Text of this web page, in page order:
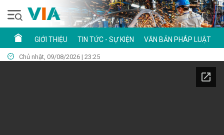
GIỚI THIỆU TIN TỨC - SỰ KIỆN VĂN BẢN PHÁP LUẬT
Chủ nhật, 09/08/2026 | 23:25